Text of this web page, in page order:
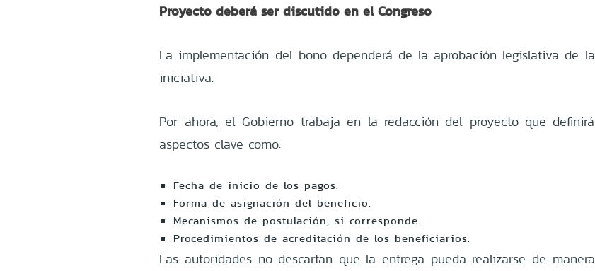
Proyecto deberá ser discutido en el Congreso
La implementación del bono dependerá de la aprobación legislativa de la
iniciativa.
Por ahora, el Gobierno trabaja en la redacción del proyecto que definirá
aspectos clave como:
Fecha de inicio de los pagos.
Forma de asignación del beneficio.
Mecanismos de postulación, si corresponde.
Procedimientos de acreditación de los beneficiarios.
Las autoridades no descartan que la entrega pueda realizarse de manera